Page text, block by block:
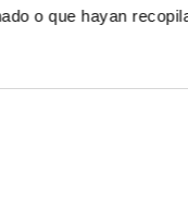
o que hayan
Miss Itala